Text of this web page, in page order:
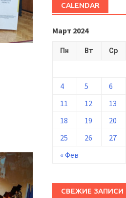
CALENDAR
Март 2024
Пн Вт Ср
« Фев
4
5 6
11
12 13
18
19 20
25
26 27
СВЕЖИЕ ЗАПИСИ